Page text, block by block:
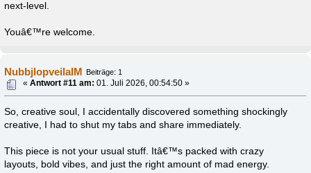
next-level.
Youâ€™re welcome.
NubbjlopveilaIM
Beiträge: 1
«Antwort #11 am: 01. Juli 2026, 00:54:50 »
So, creative soul, I accidentally discovered something shockingly
creative, I had to shut my tabs and share immediately.
This piece is not your usual stuff. Itâ€™s packed with crazy
layouts, bold vibes, and just the right amount of mad energy.